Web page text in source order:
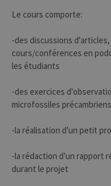
Le cours comporte:
-des discussions
cours/conférences en
les étudiants
-des exercices
microfossiles
-la réalisation d'un petit
-la rédaction d'un rapport
durant le projet